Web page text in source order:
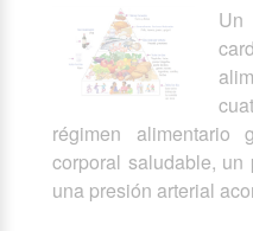
régimen alimentario
corporal saludable,
una presión arterial